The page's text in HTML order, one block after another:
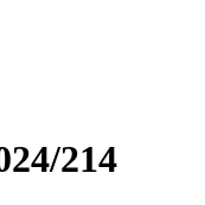
214